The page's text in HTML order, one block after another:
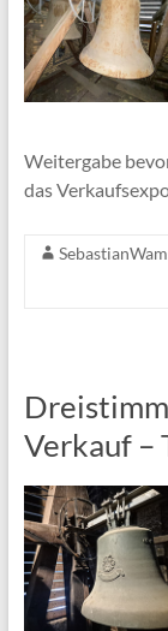
Weitergabe
das
Verkauf –